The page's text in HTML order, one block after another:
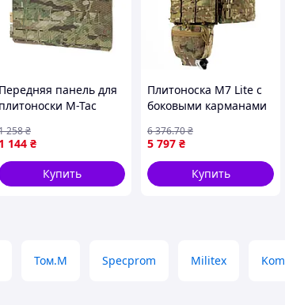
Передняя панель для
плитоноски M-Tac
Cordura 500D
тактическая |neper-
1 144 ₴
258₴
Купить
Плитоноска М7 Lite с
боковыми карманами
5 797 ₴
6 376.70₴
Купить
Том.М Specprom Militex